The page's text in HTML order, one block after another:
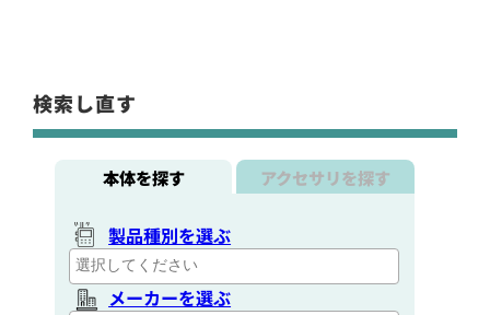
検索し直す
本体を探す アクセサリを探す
製品種別を選ぶ
メーカーを選ぶ